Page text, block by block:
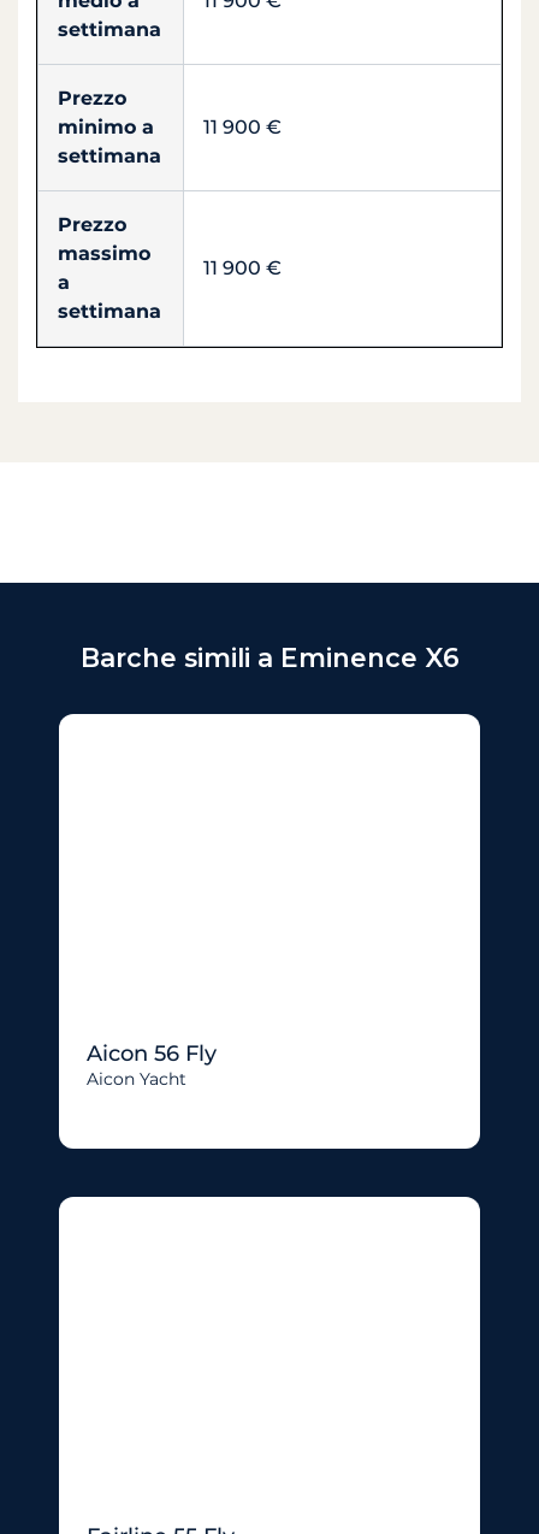
settimana
Prezzo
minimo a
settimana
11 900 €
Prezzo
massimo
a
settimana
11 900 €
Barche simili a Eminence X6
Aicon 56 Fly
Aicon Yacht